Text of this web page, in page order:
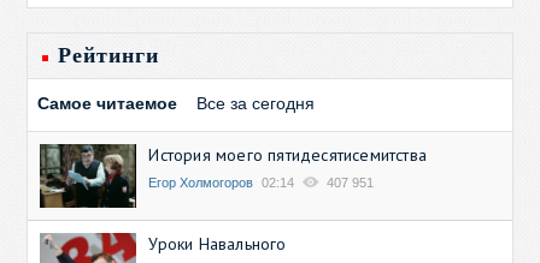
Рейтинги
Самое читаемое Все за сегодня
История моего пятидесятисемитства
Егор Холмогоров 02:14 407 951
Уроки Навального